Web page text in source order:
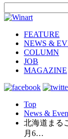
FEATURE
NEWS &
COLUMN
JOB
MAGAZINE
Top
News &
北海道まる
月6…